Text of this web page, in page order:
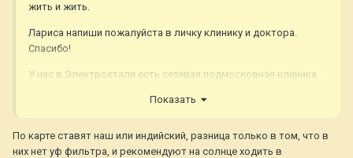
жить и жить.
Лариса напиши пожалуйста в личку клинику и доктора.
Спасибо!
У нас в Электростали есть сетевая подмосковная клиника
целом нормальная клиника. И хирург есть хороший.
По ценам ещё хотелось бы понять.
Показать
По карте ставят наш или индийский, разница только в том, что в
них нет уф фильтра, и рекомендуют на солнце ходить в